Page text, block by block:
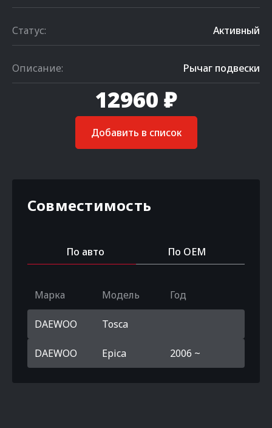
Статус: Активный
Описание: Рычаг подвески
12960 ₽
Добавить в список
Совместимость
По авто По OEM
Марка Модель Год
DAEWOO Tosca
DAEWOO Epica 2006 ~